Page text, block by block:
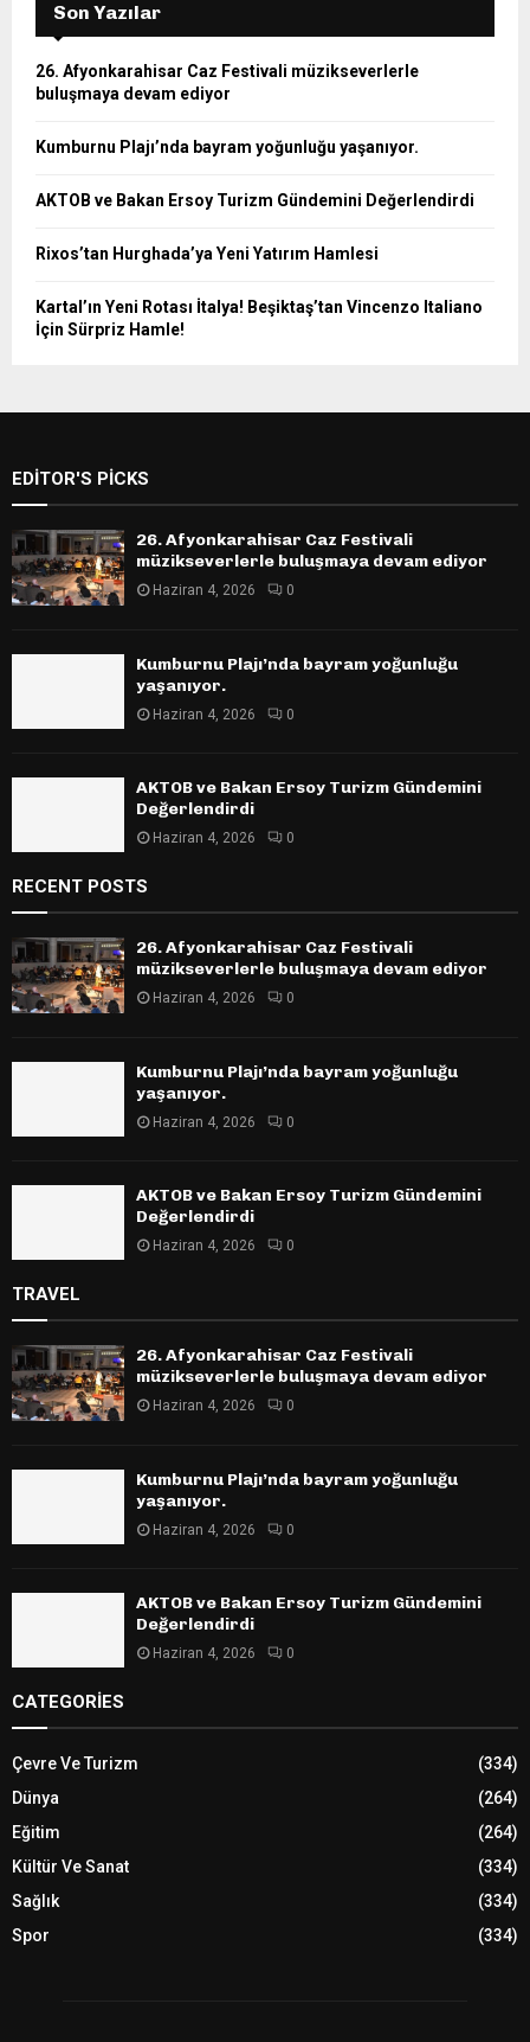
Son Yazılar
26. Afyonkarahisar Caz Festivali müzikseverlerle
buluşmaya devam ediyor
Kumburnu Plajı’nda bayram yoğunluğu yaşanıyor.
AKTOB ve Bakan Ersoy Turizm Gündemini Değerlendirdi
Rixos’tan Hurghada’ya Yeni Yatırım Hamlesi
Kartal’ın Yeni Rotası İtalya! Beşiktaş’tan Vincenzo Italiano
İçin Sürpriz Hamle!
EDITOR'S PICKS
26. Afyonkarahisar Caz Festivali
müzikseverlerle buluşmaya devam ediyor
Haziran 4, 2026 0
Kumburnu Plajı’nda bayram yoğunluğu
yaşanıyor.
Haziran 4, 2026 0
AKTOB ve Bakan Ersoy Turizm Gündemini
Değerlendirdi
Haziran 4, 2026 0
RECENT POSTS
26. Afyonkarahisar Caz Festivali
müzikseverlerle buluşmaya devam ediyor
Haziran 4, 2026 0
Kumburnu Plajı’nda bayram yoğunluğu
yaşanıyor.
Haziran 4, 2026 0
AKTOB ve Bakan Ersoy Turizm Gündemini
Değerlendirdi
Haziran 4, 2026 0
TRAVEL
26. Afyonkarahisar Caz Festivali
müzikseverlerle buluşmaya devam ediyor
Haziran 4, 2026 0
Kumburnu Plajı’nda bayram yoğunluğu
yaşanıyor.
Haziran 4, 2026 0
AKTOB ve Bakan Ersoy Turizm Gündemini
Değerlendirdi
Haziran 4, 2026 0
CATEGORIES
Çevre Ve Turizm
(334)
Dünya
(264)
Eğitim
(264)
Kültür Ve Sanat
(334)
Sağlık
(334)
Spor
(334)